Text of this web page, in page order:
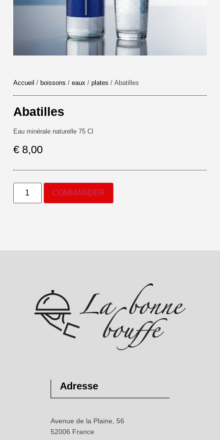
Accueil / boissons / eaux / plates / Abatilles
Abatilles
Eau minérale naturelle 75 Cl
€8,00
COMMANDER
Adresse
Avenue de la Plaine, 56
52006 France